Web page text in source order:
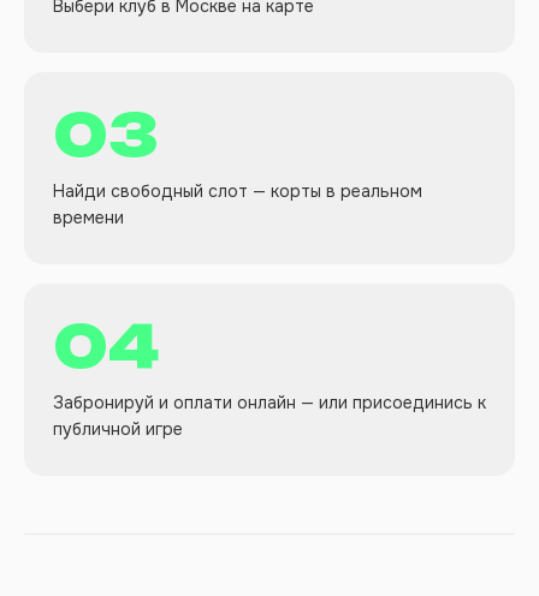
Выбери клуб в Москве на карте
03
Найди свободный слот — корты в реальном
времени
04
Забронируй и оплати онлайн — или присоединись к
публичной игре